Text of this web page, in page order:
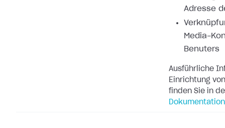
Adresse
Media-
Benuters
Ausführliche
Einrichtung
finden Sie in
Dokumentation